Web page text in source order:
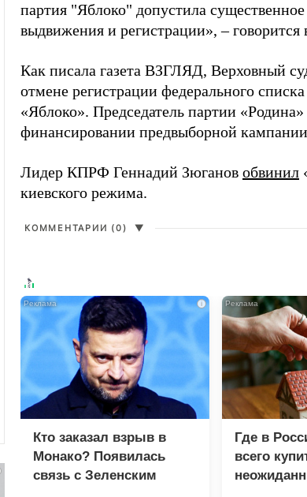
партия "Яблоко" допустила
выдвижения и регистрации», – говорится
Как писала газета ВЗГЛЯД, Верховный
отмене регистрации федерального
«Яблоко». Председатель партии
финансировании предвыборной
Лидер КПРФ Геннадий Зюганов обвинил
киевского режима.
КОММЕНТАРИИ (0) ▼
i
Кто заказал взрыв в
Монако? Появилась
связь с Зеленским
Где в
всего